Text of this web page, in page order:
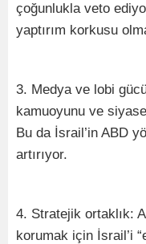
çoğunlukla veto
yaptırım korkusu
3. Medya ve lobi
kamuoyunu ve
Bu da İsrail’in ABD
artırıyor.
4. Stratejik ortaklık:
korumak için İsrail’i